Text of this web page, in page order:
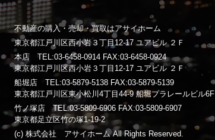
不動産の購入・売却・買取はアサイホーム
東京都江戸川区西小岩３丁目12-17 ユアビル ２Ｆ
本店 TEL:03-6458-0914 FAX:03-6458-0924
東京都江戸川区西小岩３丁目12-17 ユアビル ２Ｆ
船堀店 TEL:03-5879-5138 FAX:03-5879-5139
東京都江戸川区東小松川4丁目44-9 船堀プラレールビル6F
竹ノ塚店 TEL:03-5809-6906 FAX:03-5809-6907
東京都足立区竹の塚1-19-2
(c) 株式会社 アサイホーム All Rights Reserved.